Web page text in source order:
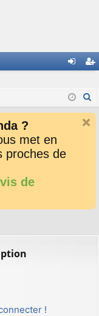
ne cri
?
met en
proches de
de
!